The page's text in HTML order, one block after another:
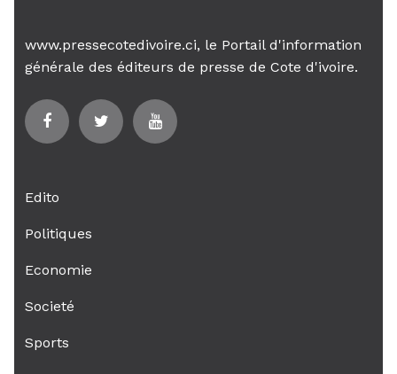
www.pressecotedivoire.ci, le Portail d'information
générale des éditeurs de presse de Cote d'ivoire.
Edito
Politiques
Economie
Societé
Sports